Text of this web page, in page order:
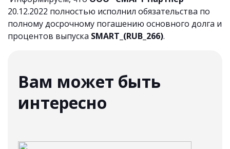
20.12.2022 полностью исполнил обязательства по
полному досрочному погашению основного долга и
процентов выпуска SMART_(RUB_266).
Вам может быть
интересно